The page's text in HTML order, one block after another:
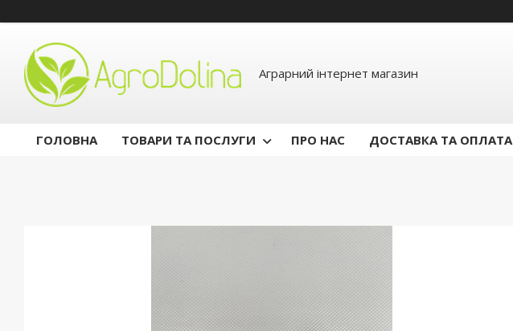
Аграрний інтернет магазин
ГОЛОВНА ТОВАРИ ТА ПОСЛУГИ ПРО НАС ДОСТАВКА ТА ОПЛАТА